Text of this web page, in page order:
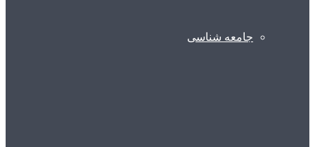
جامعه شناسی